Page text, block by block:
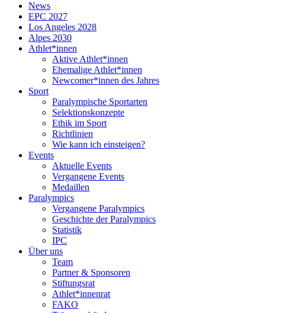
News
EPC 2027
Los Angeles 2028
Alpes 2030
Athlet*innen
Aktive Athlet*innen
Ehemalige Athlet*innen
Newcomer*innen des Jahres
Sport
Paralympische Sportarten
Selektionskonzepte
Ethik im Sport
Richtlinien
Wie kann ich einsteigen?
Events
Aktuelle Events
Vergangene Events
Medaillen
Paralympics
Vergangene Paralympics
Geschichte der Paralympics
Statistik
IPC
Über uns
Team
Partner & Sponsoren
Stiftungsrat
Athlet*innenrat
FAKO